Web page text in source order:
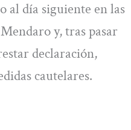
al día siguiente en las
y, tras pasar
declaración,
cautelares.